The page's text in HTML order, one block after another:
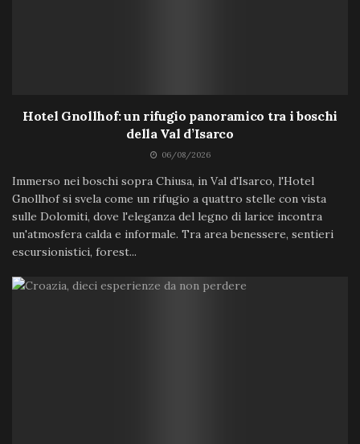
Hotel Gnollhof: un rifugio panoramico tra i boschi
della Val d’Isarco
06/08/2026
Immerso nei boschi sopra Chiusa, in Val d'Isarco, l'Hotel
Gnollhof si svela come un rifugio a quattro stelle con vista
sulle Dolomiti, dove l'eleganza del legno di larice incontra
un'atmosfera calda e informale. Tra area benessere, sentieri
escursionistici, forest...